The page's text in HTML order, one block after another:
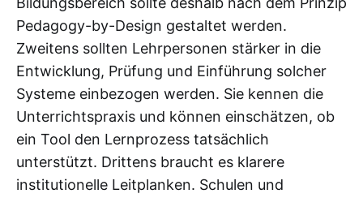
Pedagogy-by-Design gestaltet werden.
Zweitens sollten Lehrpersonen stärker in die
Entwicklung, Prüfung und Einführung solcher
Systeme einbezogen werden. Sie kennen die
Unterrichtspraxis und können einschätzen, ob
ein Tool den Lernprozess tatsächlich
unterstützt. Drittens braucht es klarere
institutionelle Leitplanken. Schulen und